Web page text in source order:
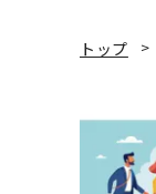
トップ